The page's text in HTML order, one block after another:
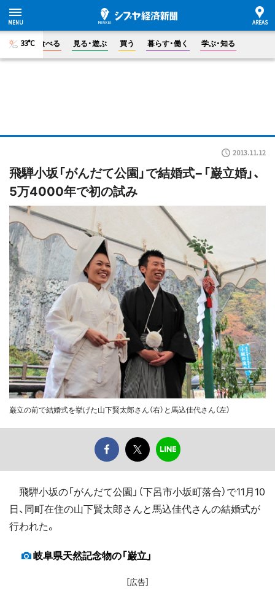
33°C 食べる 見る・遊ぶ 買う 暮らす・働く 学ぶ・知る
2013.11.12
飛騨小坂「がんだて公園」で結婚式−「巌立婚」、
5万4000年で初の試み
巌立の前で結婚式を挙げた山下賢太郎さん（右）と馬込佳代さん（左）
飛騨小坂の「がんだて公園」（下呂市小坂町落合）で11月10
日、同町在住の山下賢太郎さんと馬込佳代さんの結婚式が
行われた。
岐阜県天然記念物の「巌立」
［広告］